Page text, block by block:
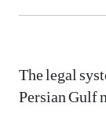
The legal
Persian Gulf